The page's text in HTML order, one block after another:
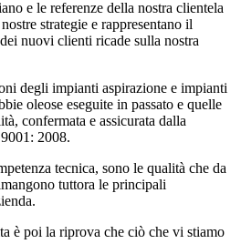
e le referenze della nostra clientela
strategie e rappresentano il
nuovi clienti ricade sulla nostra
degli impianti aspirazione e impianti
oleose eseguite in passato e quelle
confermata e assicurata dalla
2008.
tecnica, sono le qualità che da
tuttora le principali
è poi la riprova che ciò che vi stiamo